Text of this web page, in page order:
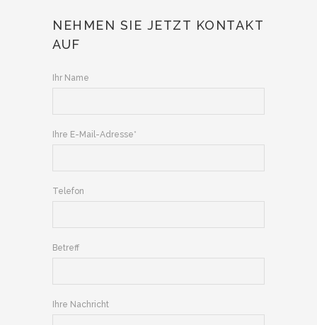
NEHMEN SIE JETZT KONTAKT
AUF
Ihr Name
Ihre E-Mail-Adresse*
Telefon
Betreff
Ihre Nachricht